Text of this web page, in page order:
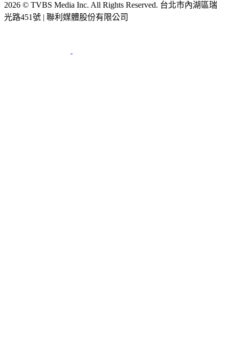
2026 © TVBS Media Inc. All Rights Reserved. 台北市內湖區瑞
光路451號 | 聯利媒體股份有限公司